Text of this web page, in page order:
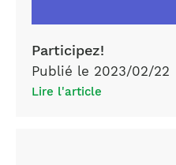
Participez!
Publié le 2023/02/22
Lire l'article